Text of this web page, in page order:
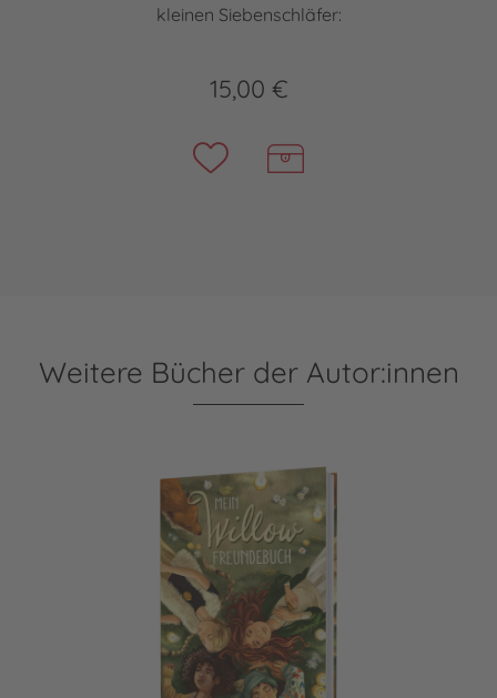
kleinen Siebenschläfer:
15,00 €
Weitere Bücher der Autor:innen
Ein Mädchen namens Willow: Mein Willow-Freundebuch